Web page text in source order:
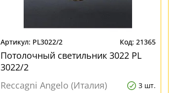
PL3022/2 21365
Потолочный светильник 3022 PL
3022/2
Reccagni Angelo (Италия)
3 шт.